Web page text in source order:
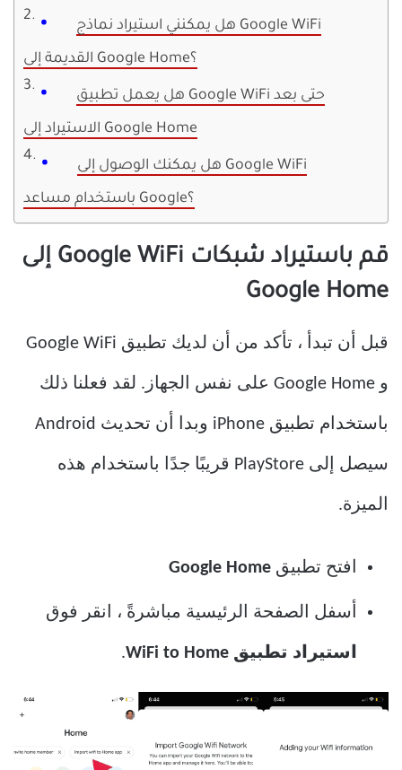
هل يمكنني استيراد نماذج Google WiFi
القديمة إلى Google Home؟
هل يعمل تطبيق Google WiFi حتى بعد
الاستيراد إلى Google Home
هل يمكنك الوصول إلى Google WiFi
باستخدام مساعد Google؟
قم باستيراد شبكات Google WiFi إلى
Google Home
قبل أن تبدأ ، تأكد من أن لديك تطبيق Google WiFi
و Google Home على نفس الجهاز. لقد فعلنا ذلك
باستخدام تطبيق iPhone وبدا أن تحديث Android
سيصل إلى PlayStore قريبًا جدًا باستخدام هذه
الميزة.
افتح تطبيق
أسفل الصفحة الرئيسية مباشرةً ، انقر فوق
استيراد تطبيق WiFi to Home .